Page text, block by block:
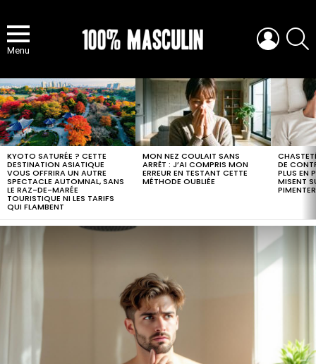
Menu
LOGIN
MOST
VIEWED
STORIES
KYOTO SATURÉE ? CETTE
DESTINATION ASIATIQUE
VOUS OFFRIRA UN AUTRE
SPECTACLE AUTOMNAL, SANS
LE RAZ-DE-MARÉE
TOURISTIQUE NI LES TARIFS
QUI FLAMBENT
MON NEZ COULAIT SANS
ARRÊT : J’AI COMPRIS MON
ERREUR EN TESTANT CETTE
MÉTHODE OUBLIÉE
DE
PLUS EN
MISENT